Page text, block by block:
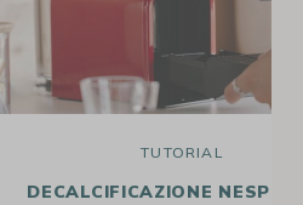
TUTORIAL
DECALCIFICAZIONE